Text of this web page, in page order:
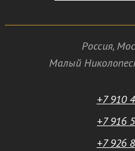
Россия,
Малый
+7 910
+7 916
+7 926